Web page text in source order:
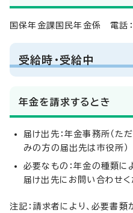
国保年金課国民年金係 電
受給時・受給中
年金を請求するとき
届け出先：年金事務所（た
みの方の届出先は市役所）
必要なもの：年金の種類に
届け出先にお問い合わせく
注記：請求者により、必要書